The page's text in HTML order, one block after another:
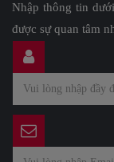
Nhập thông tin
được sự quan tâm